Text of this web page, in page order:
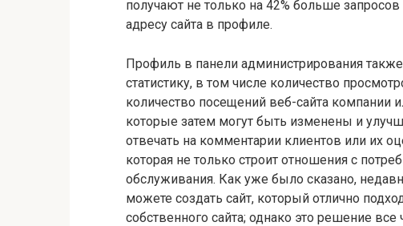
получают не только на 42% больше
адресу сайта в профиле.
Профиль в панели администрирования
статистику, в том числе количество
количество посещений веб-сайта компании
которые затем могут быть изменены и
отвечать на комментарии клиентов или их
которая не только строит отношения с
обслуживания. Как уже было сказано,
можете создать сайт, который отлично
собственного сайта; однако это решение